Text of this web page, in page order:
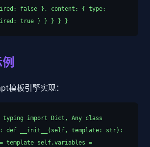
false }, content: { type:
true } } } } }
模板引擎实现：
typing import Dict, Any class
def __init__(self, template: str):
template self.variables =